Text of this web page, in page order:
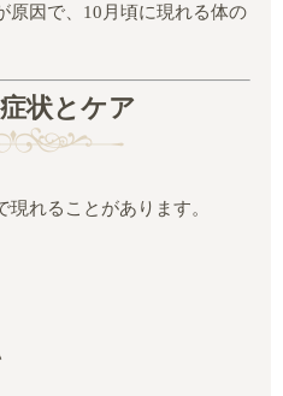
原因で、10月頃に現れる体の
状とケア
れることがあります。